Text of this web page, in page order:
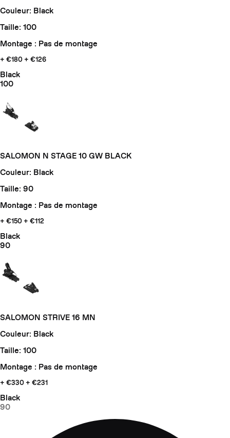
Couleur: Black
Taille: 100
Montage : Pas de montage
+ €180 + €126
Black
100
SALOMON N STAGE 10 GW BLACK
Couleur: Black
Taille: 90
Montage : Pas de montage
+ €150 + €112
Black
90
SALOMON STRIVE 16 MN
Couleur: Black
Taille: 100
Montage : Pas de montage
+ €330 + €231
Black
90